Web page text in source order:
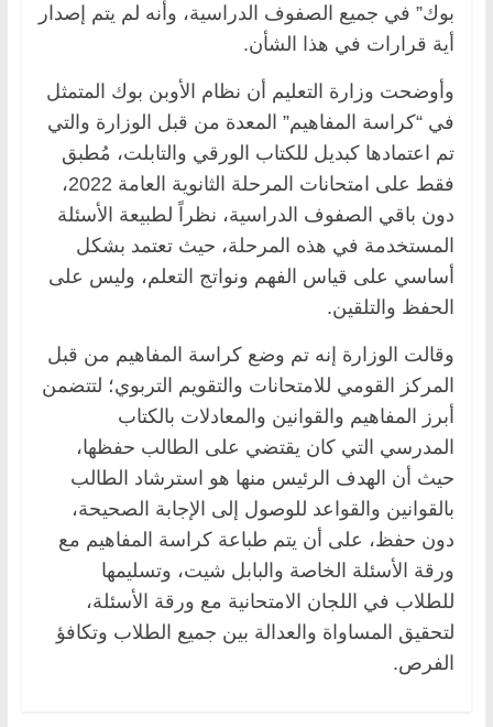
بوك” في جميع الصفوف الدراسية، وأنه لم يتم إصدار
أية قرارات في هذا الشأن.
وأوضحت وزارة التعليم أن نظام الأوبن بوك المتمثل
في “كراسة المفاهيم” المعدة من قبل الوزارة والتي
تم اعتمادها كبديل للكتاب الورقي والتابلت، مُطبق
فقط على امتحانات المرحلة الثانوية العامة 2022،
دون باقي الصفوف الدراسية، نظراً لطبيعة الأسئلة
المستخدمة في هذه المرحلة، حيث تعتمد بشكل
أساسي على قياس الفهم ونواتج التعلم، وليس على
الحفظ والتلقين.
وقالت الوزارة إنه تم وضع كراسة المفاهيم من قبل
المركز القومي للامتحانات والتقويم التربوي؛ لتتضمن
أبرز المفاهيم والقوانين والمعادلات بالكتاب
المدرسي التي كان يقتضي على الطالب حفظها،
حيث أن الهدف الرئيس منها هو استرشاد الطالب
بالقوانين والقواعد للوصول إلى الإجابة الصحيحة،
دون حفظ، على أن يتم طباعة كراسة المفاهيم مع
ورقة الأسئلة الخاصة والبابل شيت، وتسليمها
للطلاب في اللجان الامتحانية مع ورقة الأسئلة،
لتحقيق المساواة والعدالة بين جميع الطلاب وتكافؤ
الفرص.